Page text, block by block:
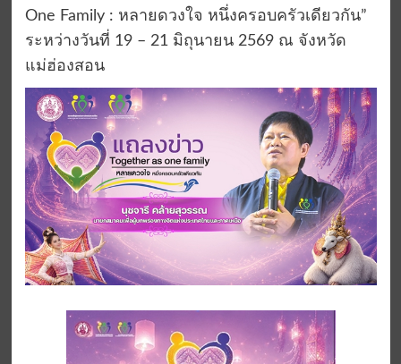
One Family : หลายดวงใจ หนึ่งครอบครัวเดียวกัน”
ระหว่างวันที่ 19 – 21 มิถุนายน 2569 ณ จังหวัด
แม่ฮ่องสอน